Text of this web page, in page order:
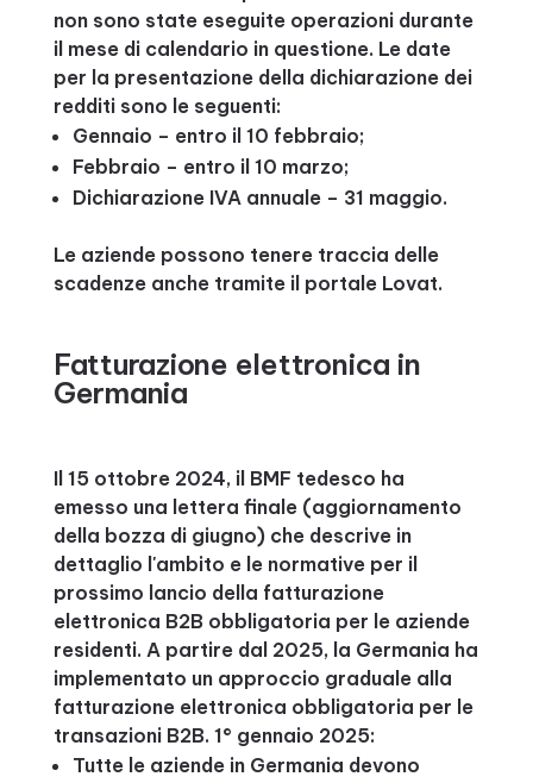
non sono state eseguite operazioni durante
il mese di calendario in questione. Le date
per la presentazione della dichiarazione dei
redditi sono le seguenti:
Gennaio – entro il 10 febbraio;
Febbraio – entro il 10 marzo;
Dichiarazione IVA annuale – 31 maggio.
Le aziende possono tenere traccia delle
scadenze anche tramite il portale Lovat.
Fatturazione elettronica in
Germania
Il 15 ottobre 2024, il BMF tedesco ha
emesso una lettera finale (aggiornamento
della bozza di giugno) che descrive in
dettaglio l'ambito e le normative per il
prossimo lancio della fatturazione
elettronica B2B obbligatoria per le aziende
residenti. A partire dal 2025, la Germania ha
implementato un approccio graduale alla
fatturazione elettronica obbligatoria per le
transazioni B2B. 1° gennaio 2025:
Tutte le aziende in Germania devono